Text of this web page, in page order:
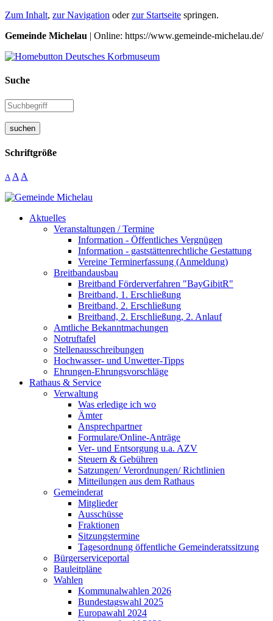
Zum Inhalt, zur Navigation oderzur Startseite springen.
Gemeinde Michelau | Online: https://www.gemeinde-michelau.de/
Suche
suchen
Schriftgröße
A A A
Aktuelles
Veranstaltungen / Termine
Information - Öffentliches Vergnügen
Information - gaststättenrechtliche Gestattung
Vereine Terminerfassung (Anmeldung)
Breitbandausbau
Breitband Förderverfahren "BayGibitR"
Breitband, 1. Erschließung
Breitband, 2. Erschließung
Breitband, 2. Erschließung, 2. Anlauf
Amtliche Bekanntmachungen
Notruftafel
Stellenausschreibungen
Hochwasser- und Unwetter-Tipps
Ehrungen-Ehrungsvorschläge
Rathaus & Service
Verwaltung
Was erledige ich wo
Ämter
Ansprechpartner
Formulare/Online-Anträge
Ver- und Entsorgung u.a. AZV
Steuern & Gebühren
Satzungen/ Verordnungen/ Richtlinien
Mitteilungen aus dem Rathaus
Gemeinderat
Mitglieder
Ausschüsse
Fraktionen
Sitzungstermine
Tagesordnung öffentliche Gemeinderatssitzung
Bürgerserviceportal
Bauleitpläne
Wahlen
Kommunalwahlen 2026
Bundestagswahl 2025
Europawahl 2024